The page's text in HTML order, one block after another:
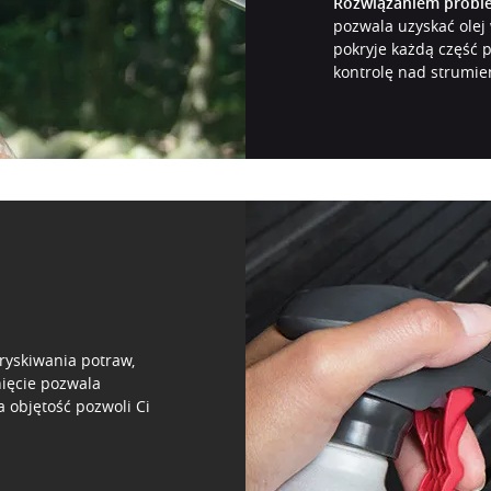
pozwala uzyskać
pokryje każdą część
kontrolę nad
potraw,
pozwala
objętość pozwoli Ci